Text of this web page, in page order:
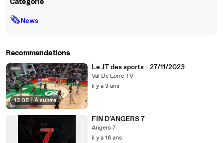
Catégorie
🗞News
Recommandations
13:05 | À suivre
Le JT des sports - 27/11/2023
Val De Loire TV
il y a 3 ans
FIN D'ANGERS 7
Angers 7
il y a 16 ans